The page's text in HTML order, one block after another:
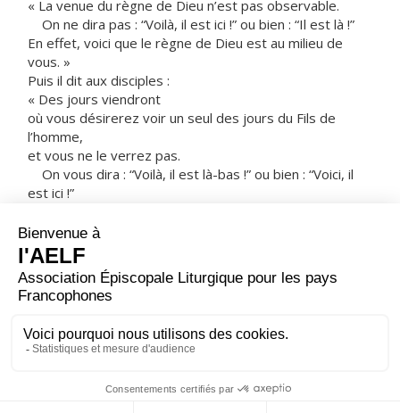
« La venue du règne de Dieu n’est pas observable.
On ne dira pas : “Voilà, il est ici !” ou bien : “Il est là !”
En effet, voici que le règne de Dieu est au milieu de
vous. »
Puis il dit aux disciples :
« Des jours viendront
où vous désirerez voir un seul des jours du Fils de
l’homme,
et vous ne le verrez pas.
On vous dira : “Voilà, il est là-bas !” ou bien : “Voici, il
est ici !”
En effet, comme l’éclair qui jaillit
illumine l’horizon d’un bout à l’autre,
ainsi le Fils de l’homme,
quand son jour sera là.
Mais auparavant, il faut qu’il souffre beaucoup
et qu’il soit rejeté par cette génération. »
– Acclamons la Parole de Dieu.